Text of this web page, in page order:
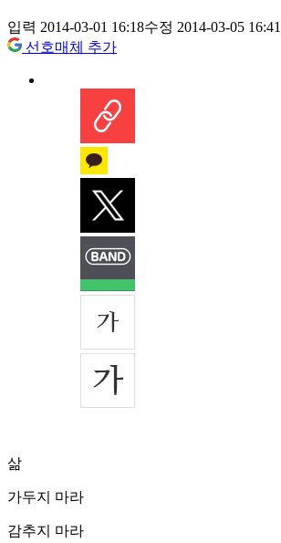
입력 2014-03-01 16:18수정 2014-03-05 16:41
선호매체 추가
삶
가두지 마라
감추지 마라